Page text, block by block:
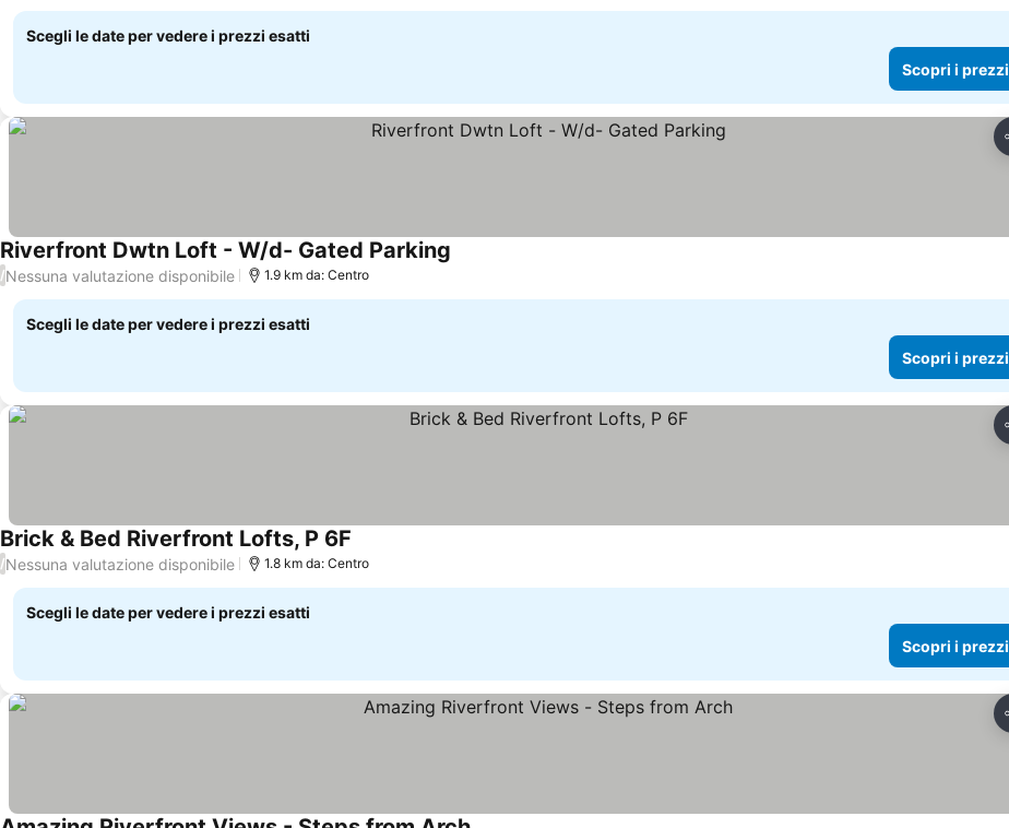
Scegli le date per vedere i prezzi esatti
Scopri i prezzi
Riverfront Dwtn Loft - W/d- Gated Parking
/Nessuna valutazione disponibile 1.9 km da: Centro
Scegli le date per vedere i prezzi esatti
Scopri i prezzi
Brick & Bed Riverfront Lofts, P 6F
/Nessuna valutazione disponibile 1.8 km da: Centro
Scegli le date per vedere i prezzi esatti
Scopri i prezzi